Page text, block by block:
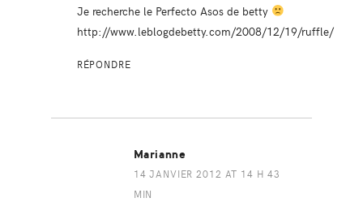
Je recherche le Perfecto Asos de betty
http://www.leblogdebetty.com/2008/12/19/ruffle/
RÉPONDRE
Marianne
14 JANVIER 2012 AT 14 H 43
MIN